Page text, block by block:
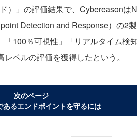
）」の評価結果で、Cybereasonは
Detection and Response）の2
100％可視性」「リアルタイム検
ベルの評価を獲得したという。
次のページ
あるエンドポイントを守るには